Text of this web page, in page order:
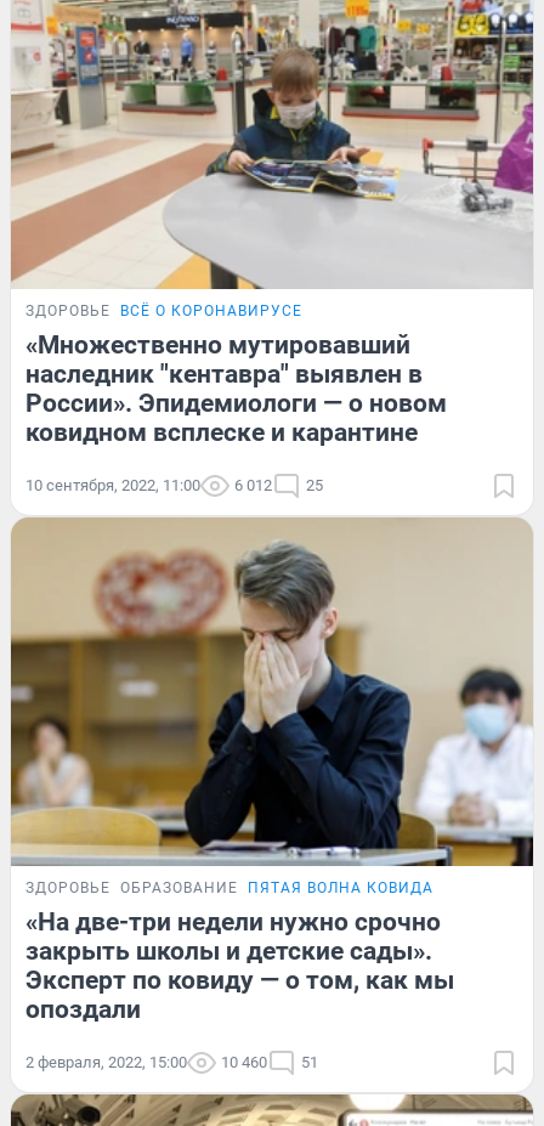
ЗДОРОВЬЕ ВСЁ О КОРОНАВИРУСЕ
«Множественно мутировавший
наследник "кентавра" выявлен в
России». Эпидемиологи — о новом
ковидном всплеске и карантине
10 сентября, 2022, 11:00 6 012 25
ЗДОРОВЬЕ ОБРАЗОВАНИЕ ПЯТАЯ ВОЛНА КОВИДА
«На две-три недели нужно срочно
закрыть школы и детские сады».
Эксперт по ковиду — о том, как мы
опоздали
2 февраля, 2022, 15:00 10 460 51